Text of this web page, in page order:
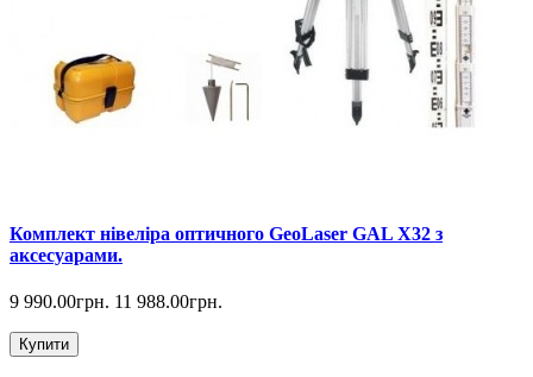
Комплект нівеліра оптичного GeoLaser GAL Х32 з
аксесуарами.
9 990.00грн. 11 988.00грн.
Купити